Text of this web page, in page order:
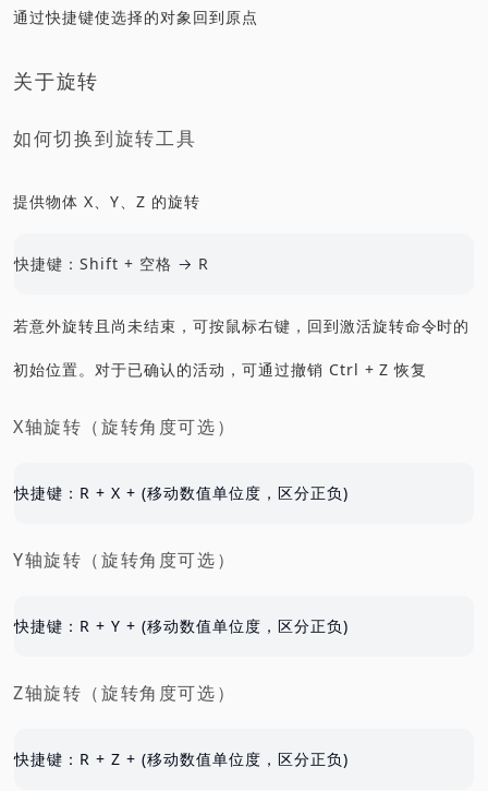
通过快捷键使选择的对象回到原点
关于旋转
如何切换到旋转工具
提供物体 X、Y、Z 的旋转
快捷键：Shift + 空格 → R
若意外旋转且尚未结束，可按鼠标右键，回到激活旋转命令时的
初始位置。对于已确认的活动，可通过撤销 Ctrl + Z 恢复
X轴旋转（旋转角度可选）
快捷键：R + X + (移动数值单位度，区分正负)
Y轴旋转（旋转角度可选）
快捷键：R + Y + (移动数值单位度，区分正负)
Z轴旋转（旋转角度可选）
快捷键：R + Z + (移动数值单位度，区分正负)